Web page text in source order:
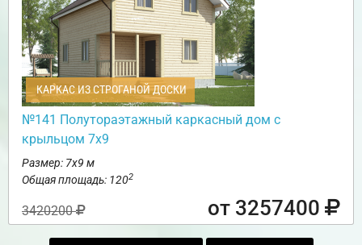
КАРКАС ИЗ СТРОГАНОЙ ДОСКИ
№141 Полутораэтажный каркасный дом с
крыльцом 7х9
Размер: 7х9 м
Общая площадь: 1202
3420200 от 3257400